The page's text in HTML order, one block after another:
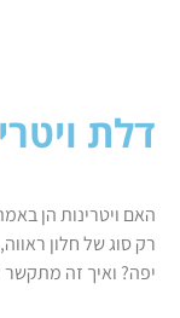
דלת
האם ויטרינות הן
רק סוג של חלון
יפה? ואיך זה